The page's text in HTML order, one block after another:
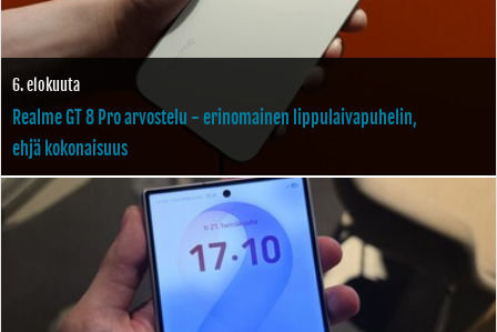
6. elokuuta
Realme GT 8 Pro arvostelu - erinomainen lippulaivapuhelin,
ehjä kokonaisuus